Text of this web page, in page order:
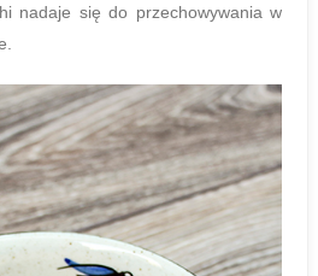
nadaje się do przechowywania w